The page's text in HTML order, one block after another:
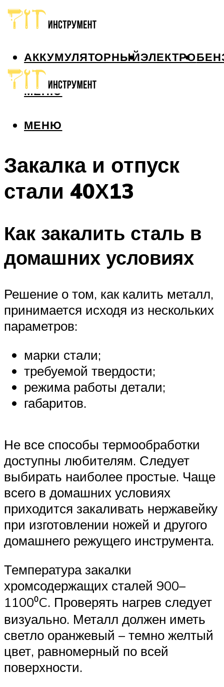
АККУМУЛЯТОРНЫЙЭЛЕКТРО
МЕНЮ
МЕНЮ
Закалка и отпуск
стали 40Х13
Как закалить сталь в
домашних условиях
Решение о том, как калить металл,
принимается исходя из нескольких
параметров:
марки стали;
требуемой твердости;
режима работы детали;
габаритов.
Не все способы термообработки
доступны любителям. Следует
выбирать наиболее простые. Чаще
всего в домашних условиях
приходится закаливать нержавейку
при изготовлении ножей и другого
домашнего режущего инструмента.
Температура закалки
хромсодержащих сталей 900–
1100⁰C. Проверять нагрев следует
визуально. Металл должен иметь
светло оранжевый – темно желтый
цвет, равномерный по всей
поверхности.